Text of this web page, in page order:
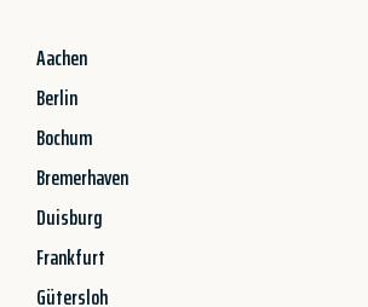
Aachen
Berlin
Bochum
Bremerhaven
Duisburg
Frankfurt
Gütersloh